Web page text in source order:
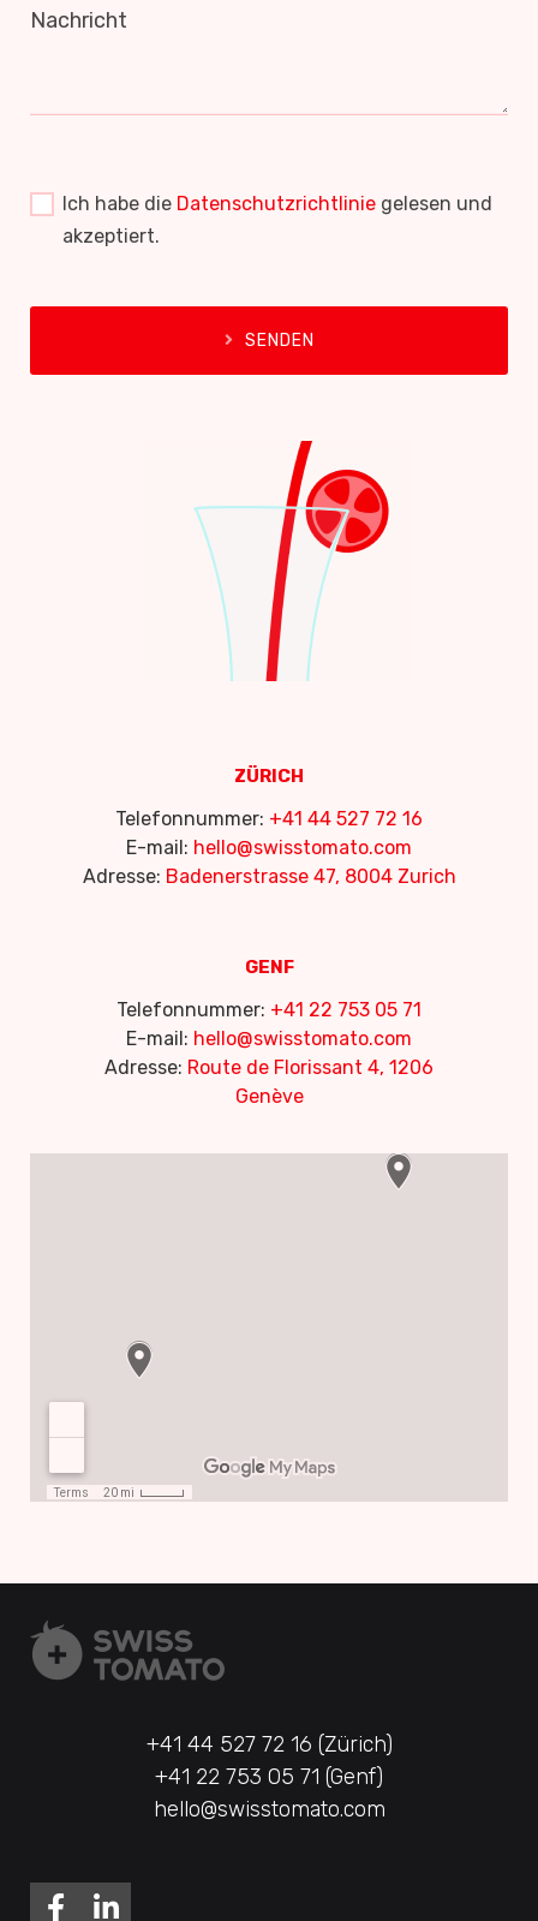
Nachricht
Ich habe die Datenschutzrichtlinie gelesen und
akzeptiert.
SENDEN
ZÜRICH
Telefonnummer: +41 44 527 72 16
E-mail: hello@swisstomato.com
Adresse: Badenerstrasse 47, 8004 Zurich
GENF
Telefonnummer: +41 22 753 05 71
E-mail: hello@swisstomato.com
Adresse: Route de Florissant 4, 1206
Genève
+41 44 527 72 16 (Zürich)
+41 22 753 05 71 (Genf)
hello@swisstomato.com